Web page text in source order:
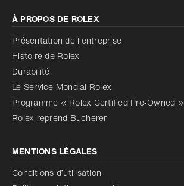
À PROPOS DE ROLEX
Présentation de l’entreprise
Histoire de Rolex
Durabilité
Le Service Mondial Rolex
Programme « Rolex Certified Pre‑Owned »
Rolex reprend Bucherer
MENTIONS LÉGALES
Conditions d’utilisation